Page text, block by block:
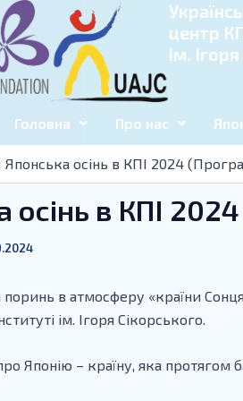
центр
ім.
Головна Про нас
Японська осінь в КПІ 2024
осінь в КПІ
поринь в атмосферу «країни
ім. Ігоря Сікорського.
Японію – країну, яка протягом